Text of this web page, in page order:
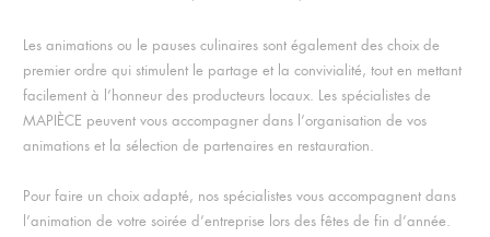
Les animations ou le pauses culinaires sont également des choix de
premier ordre qui stimulent le partage et la convivialité, tout en mettant
facilement à l’honneur des producteurs locaux. Les spécialistes de
MAPIÈCE peuvent vous accompagner dans l’organisation de vos
animations et la sélection de partenaires en restauration.
Pour faire un choix adapté, nos spécialistes vous accompagnent dans
l’animation de votre soirée d’entreprise lors des fêtes de fin d’année.